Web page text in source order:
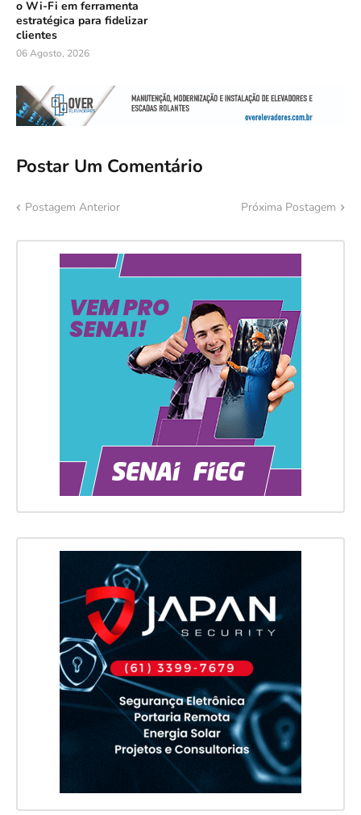
o Wi-Fi em ferramenta
estratégica para fidelizar
clientes
06 Agosto, 2026
Postar Um Comentário
Postagem Anterior Próxima Postagem